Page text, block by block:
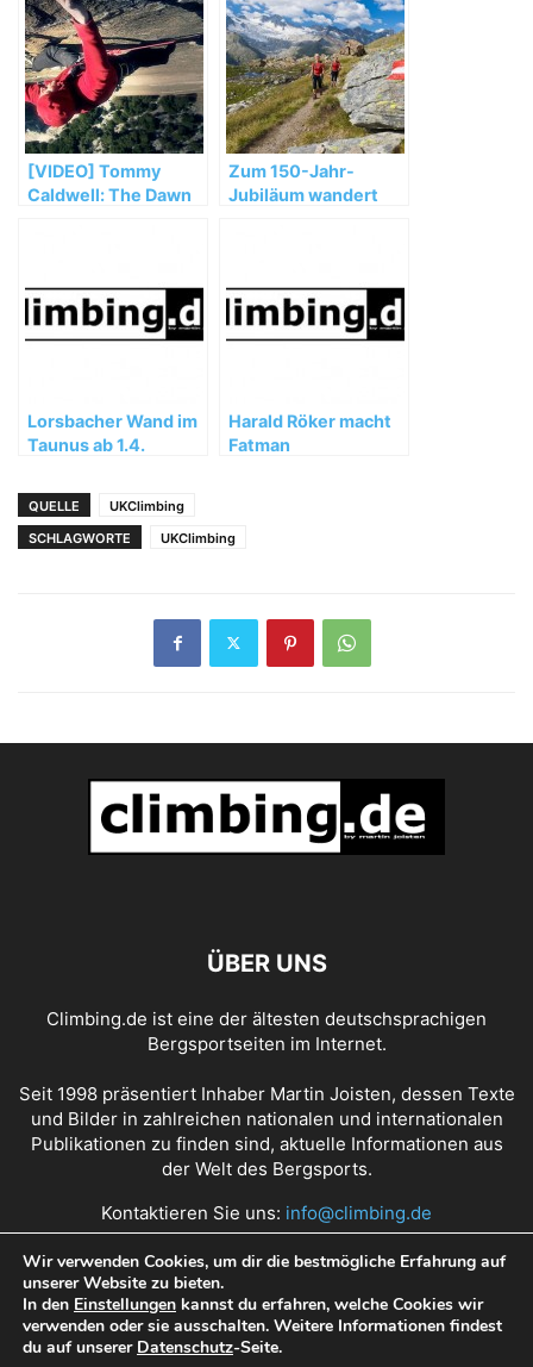
[VIDEO] Tommy
Caldwell: The Dawn
Zum 150-Jahr-
Jubiläum wandert
Lorsbacher Wand im
Taunus ab 1.4.
Harald Röker macht
Fatman
QUELLE
UKClimbing
SCHLAGWORTE
UKClimbing
ÜBER UNS
Climbing.de ist eine der ältesten deutschsprachigen
Bergsportseiten im Internet.
Seit 1998 präsentiert Inhaber Martin Joisten, dessen Texte
und Bilder in zahlreichen nationalen und internationalen
Publikationen zu finden sind, aktuelle Informationen aus
der Welt des Bergsports.
Kontaktieren Sie uns: info@climbing.de
Über Climbing.de RSS Feed Mediadaten
Nutzungsbedingungen Datenschutz
Wir verwenden Cookies, um dir die bestmögliche Erfahrung auf
unserer Website zu bieten.
In den Einstellungen kannst du erfahren, welche Cookies wir
verwenden oder sie ausschalten. Weitere Informationen findest
du auf unserer Datenschutz-Seite.